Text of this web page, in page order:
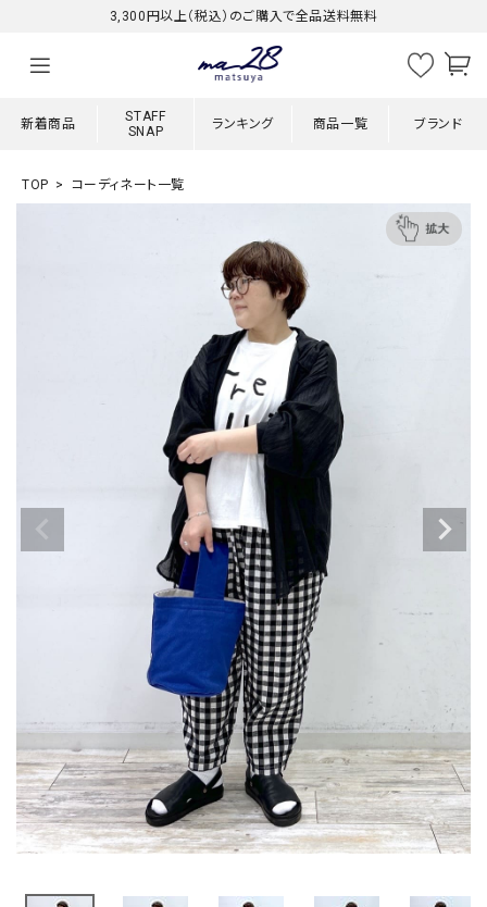
3,300円以上（税込）のご購入で全品送料無料
新着商品
STAFF
SNAP
ランキング 商品一覧 ブランド
TOP コーディネート一覧